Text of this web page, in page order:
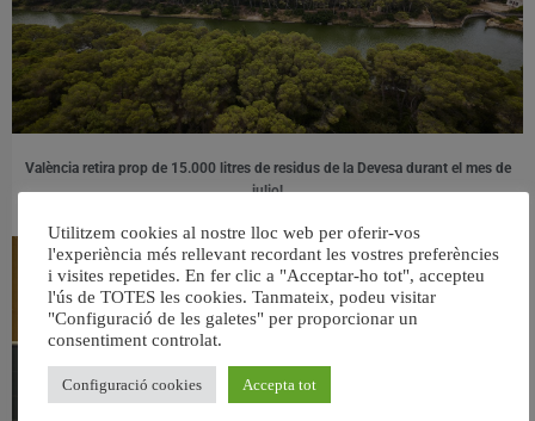
València retira prop de 15.000 litres de residus de la Devesa durant el mes de
juliol
Utilitzem cookies al nostre lloc web per oferir-vos
l'experiència més rellevant recordant les vostres preferències
i visites repetides. En fer clic a "Acceptar-ho tot", accepteu
l'ús de TOTES les cookies. Tanmateix, podeu visitar
"Configuració de les galetes" per proporcionar un
consentiment controlat.
Configuració cookies Accepta tot